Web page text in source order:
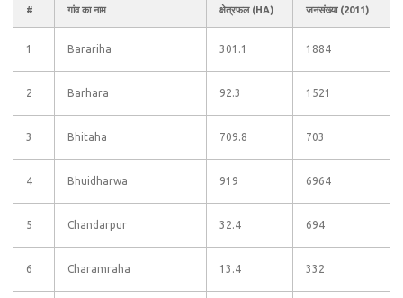
# गांव का नाम क्षेत्रफल (HA) जनसंख्या (2011)
1 Barariha 301.1 1884
2 Barhara 92.3 1521
3 Bhitaha 709.8 703
4 Bhuidharwa 919 6964
5 Chandarpur 32.4 694
6 Charamraha 13.4 332